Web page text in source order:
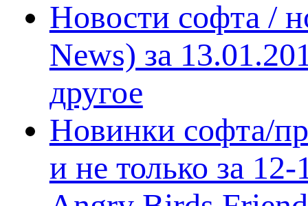
Новости софта /
News) за
другое
Новинки софта/
и не только за